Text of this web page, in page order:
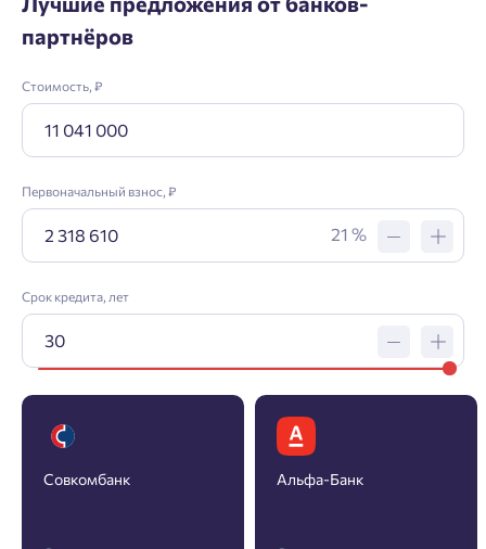
партнёров
Стоимость, ₽
Первоначальный взнос, ₽
21 %
Срок кредита, лет
Совкомбанк Альфа-Банк